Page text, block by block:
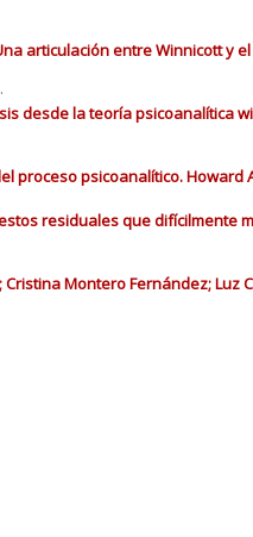
articulación entre Winnicott y
desde la teoría psicoanalítica
proceso psicoanalítico. Howard
residuales que difícilmente
Montero Fernández; Luz